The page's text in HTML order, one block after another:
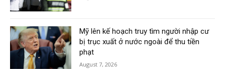
Mỹ lên kế hoạch truy tìm người nhập cư
bị trục xuất ở nước ngoài để thu tiền
phạt
August 7, 2026